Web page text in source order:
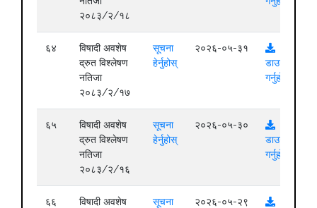
२०८३/२/१८
६४
विषादी अवशेष
द्रुत विश्लेषण
नतिजा
२०८३/२/१७
सूचना
हेर्नुहोस्
२०२६-०५-३१
डाउनलोड
गर्नुहोस्
६५
विषादी अवशेष
द्रुत विश्लेषण
नतिजा
२०८३/२/१६
सूचना
हेर्नुहोस्
२०२६-०५-३०
डाउनलोड
गर्नुहोस्
६६
विषादी अवशेष
सूचना
२०२६-०५-२९